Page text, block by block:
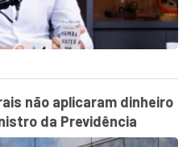
não aplicaram dinheiro
da Previdência